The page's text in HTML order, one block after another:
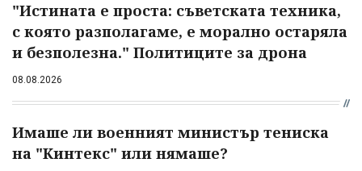
"Истината е проста: съветската техника,
с която разполагаме, е морално остаряла
и безполезна." Политиците за дрона
08.08.2026
Имаше ли военният министър тениска
на "Кинтекс" или нямаше?